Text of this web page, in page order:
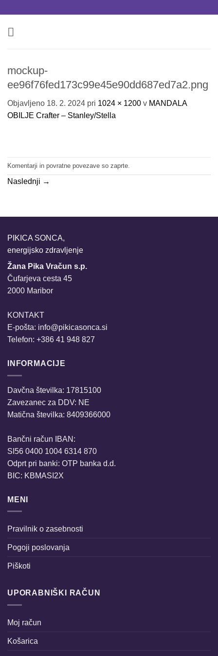
vsebino
mockup-
ee96f76fed173c99e45e90dd687ed7a2.png
Objavljeno 18. 2. 2024 pri 1024 × 1200 v MANDALA
OBILJE Crafter – Stanley/Stella
Komentarji in povratne povezave so zaprte.
Naslednji →
PIKICA SONCA,
energijsko zdravljenje
Žana Pika Vračun s.p.
Čufarjeva cesta 45
2000 Maribor
KONTAKT
E-pošta: info@pikicasonca.si
Telefon: +386 41 948 827
INFORMACIJE
Davčna številka: 17815100
Zavezanec za DDV: NE
Matična številka: 8409366000
Bančni račun IBAN:
SI56 0400 1004 6314 870
Odprt pri banki: OTP banka d.d.
BIC: KBMASI2X
MENI
Pravilnik o zasebnosti
Pogoji poslovanja
Piškoti
UPORABNIŠKI RAČUN
Moj račun
Košarica